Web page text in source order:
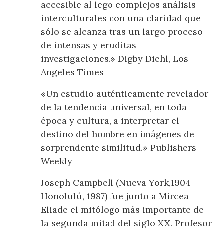
accesible al lego complejos análisis
interculturales con una claridad que
sólo se alcanza tras un largo proceso
de intensas y eruditas
investigaciones.» Digby Diehl, Los
Angeles Times
«Un estudio auténticamente revelador
de la tendencia universal, en toda
época y cultura, a interpretar el
destino del hombre en imágenes de
sorprendente similitud.» Publishers
Weekly
Joseph Campbell (Nueva York,1904-
Honolulú, 1987) fue junto a Mircea
Eliade el mitólogo más importante de
la segunda mitad del siglo XX. Profesor